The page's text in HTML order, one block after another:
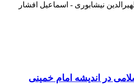
نیشابوری - اسماعیل افشار
در اندیشه امام خمینی